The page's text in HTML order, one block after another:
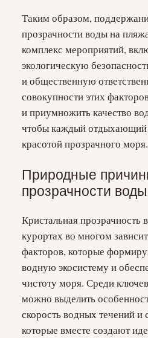
Таким образом,
прозрачности воды на
комплекс мероприятий,
экологическую
и общественную
совокупности этих
и приумножить качество
чтобы каждый отдыхающий
красотой прозрачного моря.
Природные
прозрачности воды
Кристальная
курортах во многом
факторов, которые
водную экосистему и
чистоту моря. Среди
можно выделить
скорость водных течений
которые вместе создают